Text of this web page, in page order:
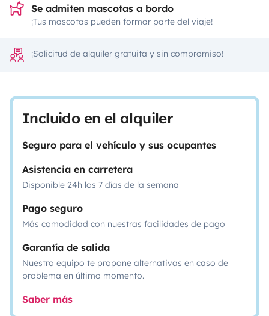
Se admiten mascotas a bordo
¡Tus mascotas pueden formar parte del viaje!
¡Solicitud de alquiler gratuita y sin compromiso!
Incluido en el alquiler
Seguro para el vehículo y sus ocupantes
Asistencia en carretera
Disponible 24h los 7 días de la semana
Pago seguro
Más comodidad con nuestras facilidades de pago
Garantía de salida
Nuestro equipo te propone alternativas en caso de
problema en último momento.
Saber más